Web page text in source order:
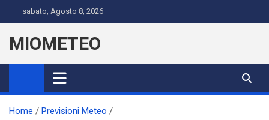
to
content
sabato, Agosto 8, 2026
MIOMETEO
Home
Previsioni Meteo